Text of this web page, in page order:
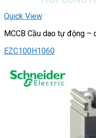
Quick View
MCCB Cầu dao tự động –
EZC100H1060